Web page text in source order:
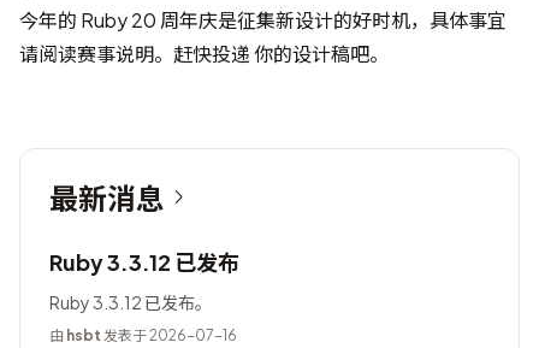
今年的 Ruby 20 周年庆是征集新设计的好时机，具体事宜
请阅读赛事说明。赶快投递 你的设计稿吧。
最新消息
Ruby 3.3.12 已发布
Ruby 3.3.12 已发布。
由 hsbt 发表于 2026-07-16